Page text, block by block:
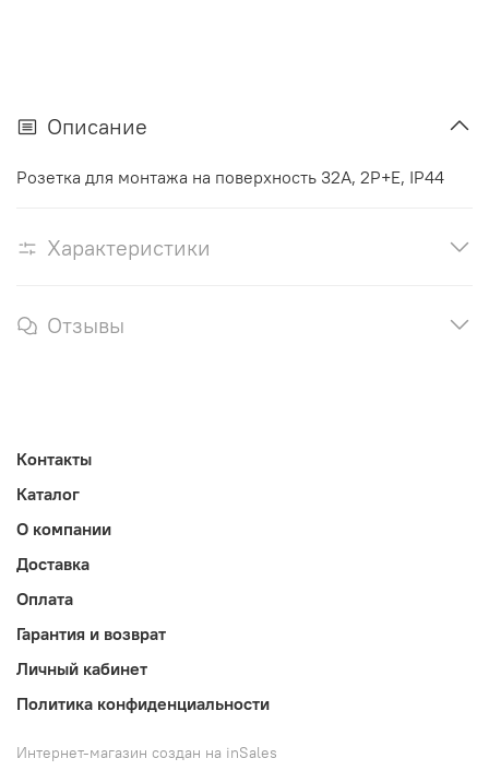
Описание
Розетка для монтажа на поверхность 32A, 2P+E, IP44
Характеристики
Отзывы
Контакты
Каталог
О компании
Доставка
Оплата
Гарантия и возврат
Личный кабинет
Политика конфиденциальности
Интернет-магазин создан на inSales